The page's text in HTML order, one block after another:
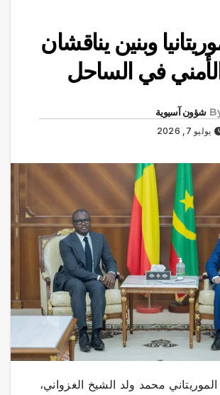
وبنين يناقشان
في الساحل
شؤون آسيوية
يوليو 7, 2026
محمد ولد الشيخ الغزواني،